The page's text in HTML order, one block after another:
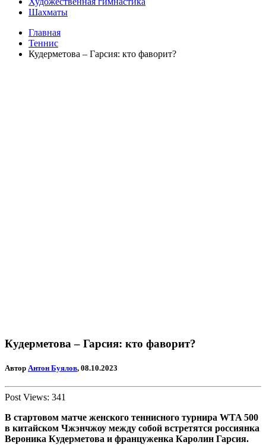
Шахматы
Главная
Теннис
Кудерметова – Гарсия: кто фаворит?
Кудерметова – Гарсия: кто фаворит?
Автор Антон Буялов, 08.10.2023
Post Views: 341
В стартовом матче женского теннисного турнира WTA 500
в китайском Чжэнчжоу между собой встретятся россиянка
Вероника Кудерметова и француженка Каролин Гарсия.